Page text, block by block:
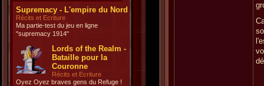
Supremacy - L'empire du Nord
Récits et Ecriture
Ma partie-test du jeu en ligne
"supremacy 1914"
Lords of the Realm -
Bataille pour la
Couronne
Récits et Ecriture
Oyez Oyez braves gens du Refuge !